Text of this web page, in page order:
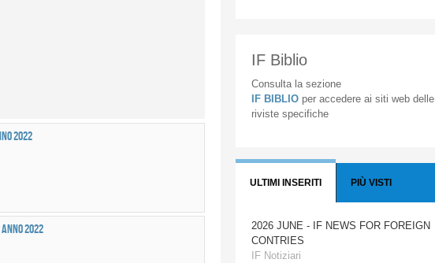
2022
2022
IF Biblio
Consulta la sezione
IF BIBLIO per accedere ai siti web delle
riviste specifiche
ULTIMI INSERITI PIÙ VISTI
2026 JUNE - IF NEWS FOR FOREIGN
CONTRIES
IF Notiziari